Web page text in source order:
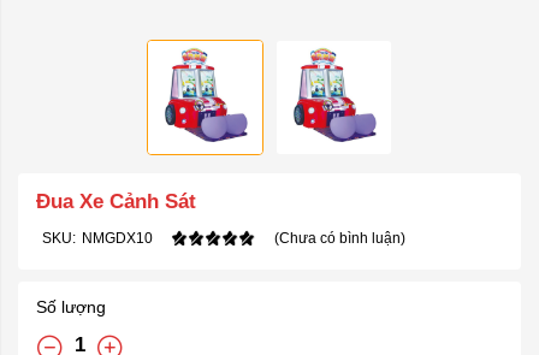
Đua Xe Cảnh Sát
SKU: NMGDX10 (Chưa có bình luận)
Số lượng